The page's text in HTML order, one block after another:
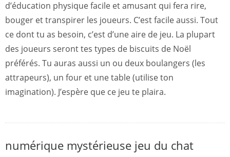
d’éducation physique facile et amusant qui fera rire,
bouger et transpirer les joueurs. C’est facile aussi. Tout
ce dont tu as besoin, c’est d’une aire de jeu. La plupart
des joueurs seront tes types de biscuits de Noël
préférés. Tu auras aussi un ou deux boulangers (les
attrapeurs), un four et une table (utilise ton
imagination). J’espère que ce jeu te plaira.
numérique mystérieuse jeu du chat